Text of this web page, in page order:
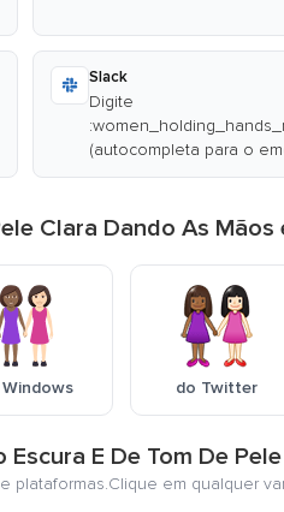
Slack
Digite
(autocompleta para o
Clara Dando As
do Twitter
E De Tom De
em qualquer